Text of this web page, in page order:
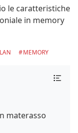
le caratteristiche
in memory
MEMORY
materasso